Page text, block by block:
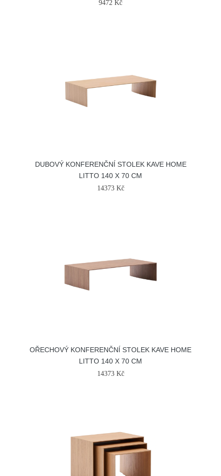
9472 Kč
DUBOVÝ KONFERENČNÍ STOLEK KAVE HOME
LITTO 140 X 70 CM
14373 Kč
OŘECHOVÝ KONFERENČNÍ STOLEK KAVE HOME
LITTO 140 X 70 CM
14373 Kč